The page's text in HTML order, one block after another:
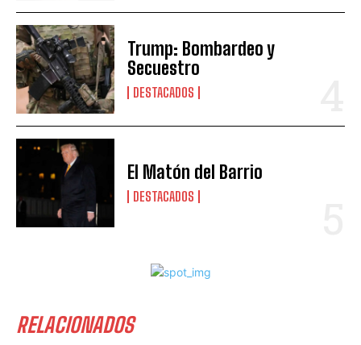
Trump: Bombardeo y
Secuestro
DESTACADOS
El Matón del Barrio
DESTACADOS
RELACIONADOS